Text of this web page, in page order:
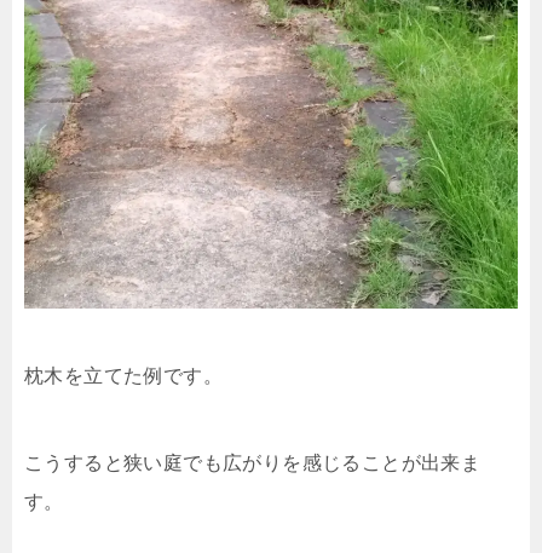
枕木を立てた例です。
こうすると狭い庭でも広がりを感じることが出来ま
す。